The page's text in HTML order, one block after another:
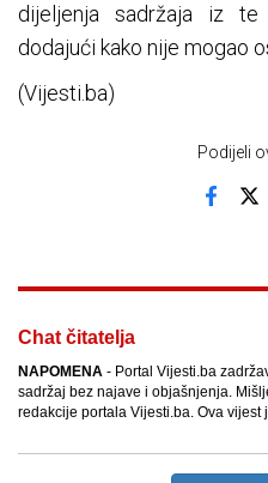
dijeljenja sadržaja iz
dodajući kako nije mogao
(Vijesti.ba)
Podijeli
Chat čitatelja
NAPOMENA - Portal Vijesti.ba
sadržaj bez najave i objašnjenja.
redakcije portala Vijesti.ba. Ova